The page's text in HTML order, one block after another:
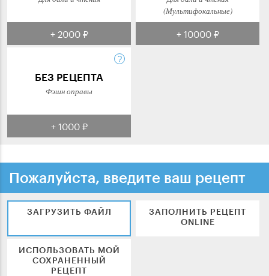
+ 2000 ₽
(Мультифокальные)
+ 10000 ₽
БЕЗ РЕЦЕПТА
Фэшн оправы
+ 1000 ₽
Пожалуйста, введите ваш рецепт
ЗАГРУЗИТЬ ФАЙЛ
ЗАПОЛНИТЬ РЕЦЕПТ
ONLINE
ИСПОЛЬЗОВАТЬ МОЙ
СОХРАНЕННЫЙ
РЕЦЕПТ